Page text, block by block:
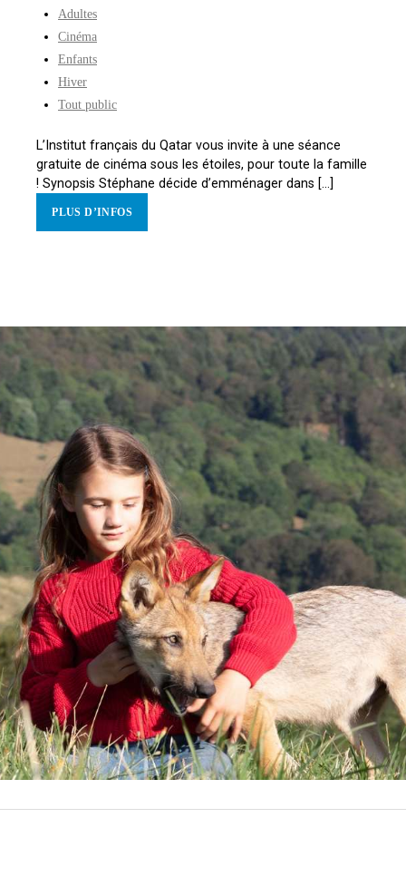
Adultes
Cinéma
Enfants
Hiver
Tout public
L’Institut français du Qatar vous invite à une séance
gratuite de cinéma sous les étoiles, pour toute la famille
! Synopsis Stéphane décide d’emménager dans [...]
PLUS D’INFOS